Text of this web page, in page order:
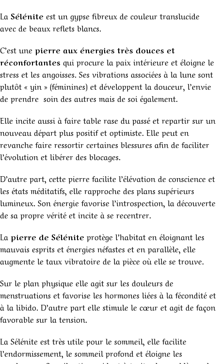
La Sélénite est un gypse fibreux de couleur translucide
avec de beaux reflets blancs.
C’est une pierre aux énergies très douces et
réconfortantes qui procure la paix intérieure et éloigne le
stress et les angoisses. Ses vibrations associées à la lune sont
plutôt « yin » (féminines) et développent la douceur, l’envie
de prendre soin des autres mais de soi également.
Elle incite aussi à faire table rase du passé et repartir sur un
nouveau départ plus positif et optimiste. Elle peut en
revanche faire ressortir certaines blessures afin de faciliter
l’évolution et libérer des blocages.
D’autre part, cette pierre facilite l’élévation de conscience et
les états méditatifs, elle rapproche des plans supérieurs
lumineux. Son énergie favorise l’introspection, la découverte
de sa propre vérité et incite à se recentrer.
La pierre de Sélénite protège l’habitat en éloignant les
mauvais esprits et énergies néfastes et en parallèle, elle
augmente le taux vibratoire de la pièce où elle se trouve.
Sur le plan physique elle agit sur les douleurs de
menstruations et favorise les hormones liées à la fécondité et
à la libido. D’autre part elle stimule le cœur et agit de façon
favorable sur la tension.
La Sélénite est très utile pour le sommeil, elle facilite
l’endormissement, le sommeil profond et éloigne les